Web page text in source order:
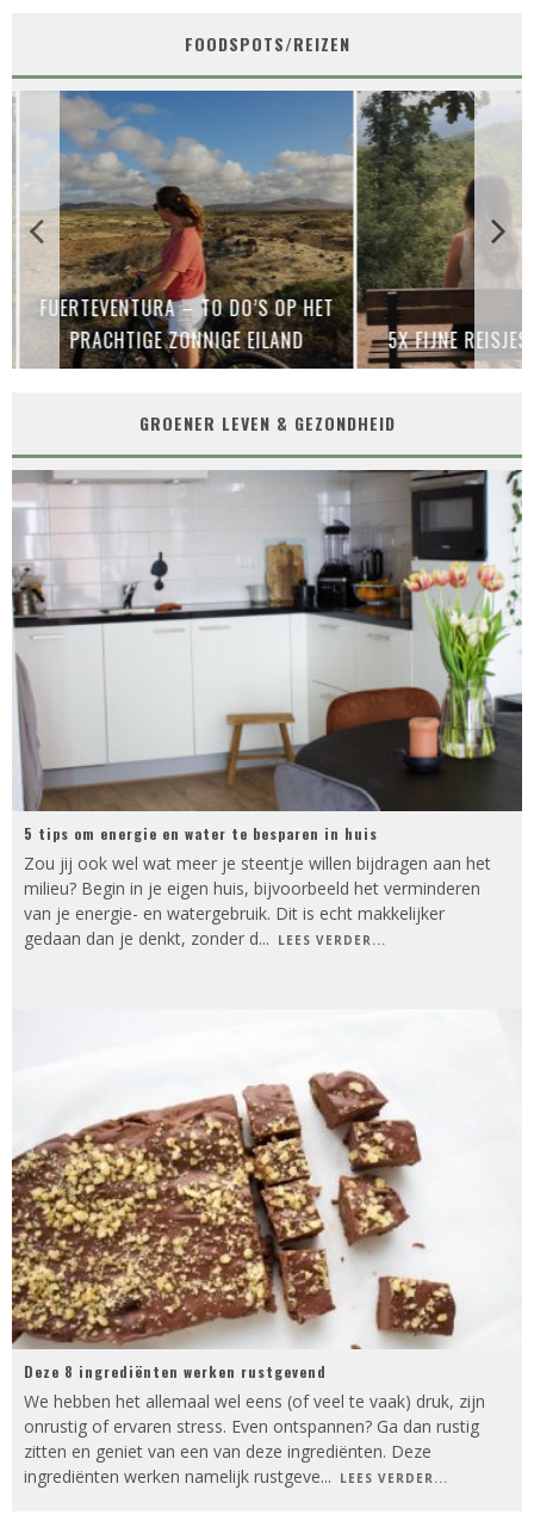
FOODSPOTS/REIZEN
FUERTEVENTURA – TO DO’S OP HET
PRACHTIGE ZONNIGE EILAND
5X FIJNE REISJES
GROENER LEVEN & GEZONDHEID
5 tips om energie en water te besparen in huis
Zou jij ook wel wat meer je steentje willen bijdragen aan het
milieu? Begin in je eigen huis, bijvoorbeeld het verminderen
van je energie- en watergebruik. Dit is echt makkelijker
gedaan dan je denkt, zonder d... LEES VERDER...
Deze 8 ingrediënten werken rustgevend
We hebben het allemaal wel eens (of veel te vaak) druk, zijn
onrustig of ervaren stress. Even ontspannen? Ga dan rustig
zitten en geniet van een van deze ingrediënten. Deze
ingrediënten werken namelijk rustgeve... LEES VERDER...